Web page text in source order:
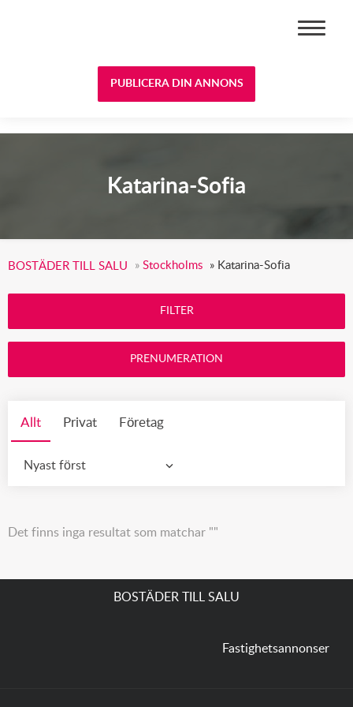
PUBLICERA DIN ANNONS
Katarina-Sofia
BOSTÄDER TILL SALU » Stockholms » Katarina-Sofia
FILTER
PRENUMERATION
Allt Privat Företag
Nyast först
Det finns inga resultat som matchar ""
BOSTÄDER TILL SALU
Fastighetsannonser